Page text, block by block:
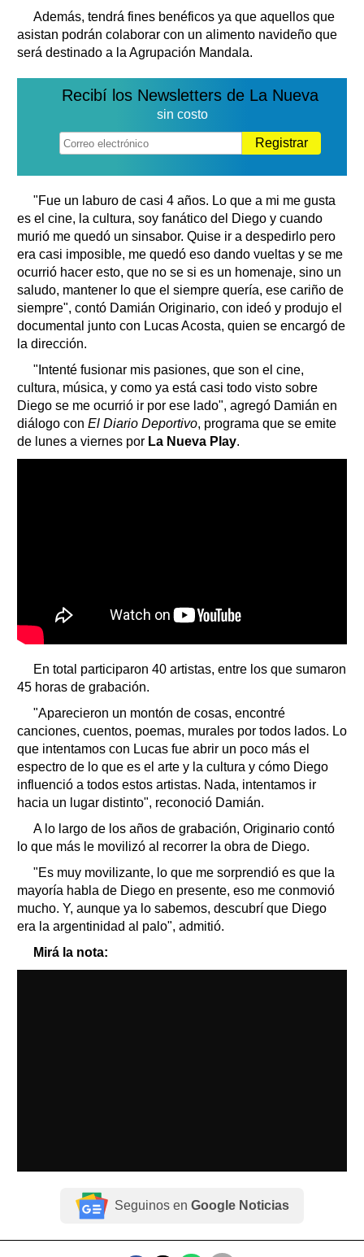
Teléfonos de urgencia
Además, tendrá fines benéficos ya que aquellos que
asistan podrán colaborar con un alimento navideño que
será destinado a la Agrupación Mandala.
Recibí los Newsletters de La Nueva
sin costo
Registrar
"Fue un laburo de casi 4 años. Lo que a mi me gusta
es el cine, la cultura, soy fanático del Diego y cuando
murió me quedó un sinsabor. Quise ir a despedirlo pero
era casi imposible, me quedó eso dando vueltas y se me
ocurrió hacer esto, que no se si es un homenaje, sino un
saludo, mantener lo que el siempre quería, ese cariño de
siempre", contó Damián Originario, con ideó y produjo el
documental junto con Lucas Acosta, quien se encargó de
la dirección.
"Intenté fusionar mis pasiones, que son el cine,
cultura, música, y como ya está casi todo visto sobre
Diego se me ocurrió ir por ese lado", agregó Damián en
diálogo con El Diario Deportivo, programa que se emite
de lunes a viernes por La Nueva Play.
En total participaron 40 artistas, entre los que sumaron
45 horas de grabación.
"Aparecieron un montón de cosas, encontré
canciones, cuentos, poemas, murales por todos lados. Lo
que intentamos con Lucas fue abrir un poco más el
espectro de lo que es el arte y la cultura y cómo Diego
influenció a todos estos artistas. Nada, intentamos ir
hacia un lugar distinto", reconoció Damián.
A lo largo de los años de grabación, Originario contó
lo que más le movilizó al recorrer la obra de Diego.
"Es muy movilizante, lo que me sorprendió es que la
mayoría habla de Diego en presente, eso me conmovió
mucho. Y, aunque ya lo sabemos, descubrí que Diego
era la argentinidad al palo", admitió.
Mirá la nota:
Seguinos en Google Noticias